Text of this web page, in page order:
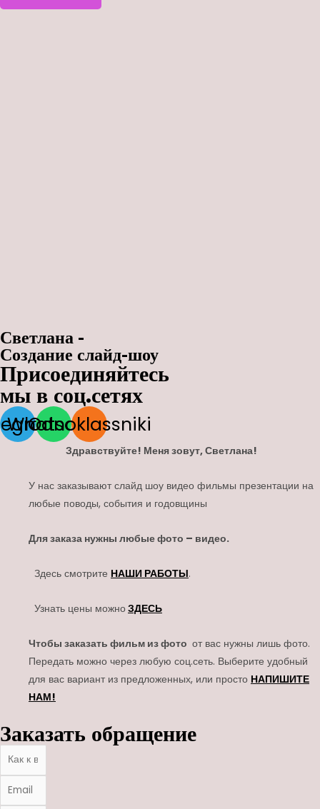
Светлана -
Создание слайд-шоу
Присоединяйтесь
мы в соц.сетях
Whatsapp
Odnoklassniki
Здравствуйте! Меня зовут, Светлана!
У нас заказывают слайд шоу видео фильмы презентации на
любые поводы, события и годовщины
Для заказа нужны любые фото – видео.
Здесь смотрите НАШИ РАБОТЫ.
Узнать цены можноЗДЕСЬ
Чтобы заказать фильм из фото от вас нужны лишь фото.
Передать можно через любую соц.сеть. Выберите удобный
для вас вариант из предложенных, или просто НАПИШИТЕ
НАМ!
Заказать обращение